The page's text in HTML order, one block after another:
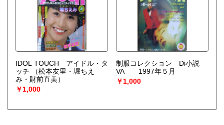
IDOL TOUCH アイドル・タ
ッチ
（松本友里・堀ちえ
み・財前直美）
￥1,000
制服コレクション Di小説
VA 1997年５月
￥1,000